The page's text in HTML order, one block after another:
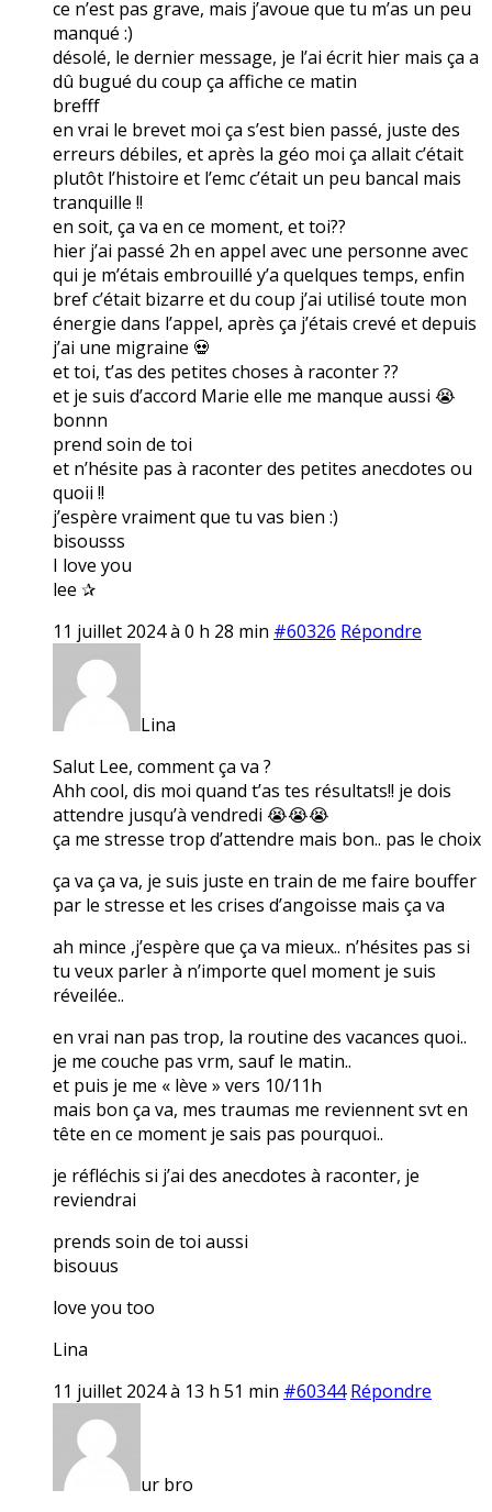
ce n’est pas grave, mais j’avoue que tu m’as un peu
manqué :)
désolé, le dernier message, je l’ai écrit hier mais ça a
dû bugué du coup ça affiche ce matin
brefff
en vrai le brevet moi ça s’est bien passé, juste des
erreurs débiles, et après la géo moi ça allait c’était
plutôt l’histoire et l’emc c’était un peu bancal mais
tranquille !!
en soit, ça va en ce moment, et toi??
hier j’ai passé 2h en appel avec une personne avec
qui je m’étais embrouillé y’a quelques temps, enfin
bref c’était bizarre et du coup j’ai utilisé toute mon
énergie dans l’appel, après ça j’étais crevé et depuis
j’ai une migraine 💀
et toi, t’as des petites choses à raconter ??
et je suis d’accord Marie elle me manque aussi 😭
bonnn
prend soin de toi
et n’hésite pas à raconter des petites anecdotes ou
quoii !!
j’espère vraiment que tu vas bien :)
bisousss
I love you
lee ✰
11 juillet 2024 à 0 h 28 min #60326 Répondre
Lina
Salut Lee, comment ça va ?
Ahh cool, dis moi quand t’as tes résultats!! je dois
attendre jusqu’à vendredi 😭😭😭
ça me stresse trop d’attendre mais bon.. pas le choix
ça va ça va, je suis juste en train de me faire bouffer
par le stresse et les crises d’angoisse mais ça va
ah mince ,j’espère que ça va mieux.. n’hésites pas si
tu veux parler à n’importe quel moment je suis
réveilée..
en vrai nan pas trop, la routine des vacances quoi..
je me couche pas vrm, sauf le matin..
et puis je me « lève » vers 10/11h
mais bon ça va, mes traumas me reviennent svt en
tête en ce moment je sais pas pourquoi..
je réfléchis si j’ai des anecdotes à raconter, je
reviendrai
prends soin de toi aussi
bisouus
love you too
Lina
11 juillet 2024 à 13 h 51 min #60344 Répondre
ur bro